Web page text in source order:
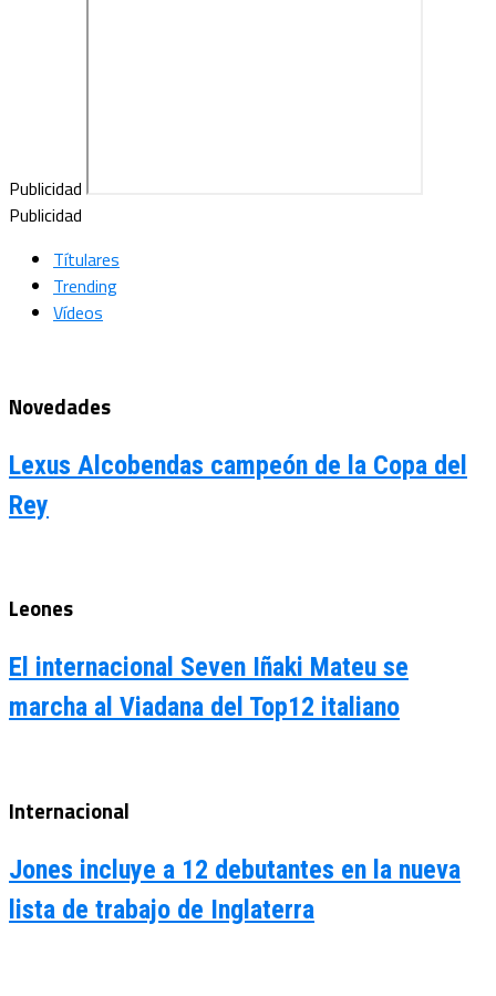
Publicidad
Publicidad
Títulares
Trending
Vídeos
Novedades
Lexus Alcobendas campeón de la Copa del
Rey
Leones
El internacional Seven Iñaki Mateu se
marcha al Viadana del Top12 italiano
Internacional
Jones incluye a 12 debutantes en la nueva
lista de trabajo de Inglaterra